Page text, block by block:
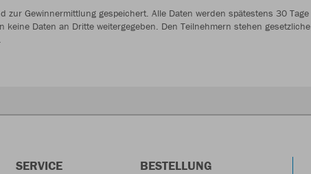
zur Gewinnermittlung gespeichert. Alle Daten werden spätestens 30 Tage
keine Daten an Dritte weitergegeben. Den Teilnehmern stehen gesetzliche
SERVICE
BESTELLUNG